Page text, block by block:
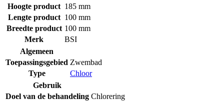
Hoogte product 185 mm
Lengte product 100 mm
Breedte product 100 mm
Merk
BSI
Algemeen
Toepassingsgebied Zwembad
Type
Chloor
Gebruik
Doel van de behandeling Chlorering